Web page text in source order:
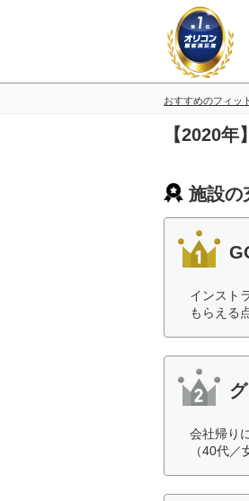
おすすめのフィッ
【2020
施設の
インスト
もらえる
会社帰り
（40代／